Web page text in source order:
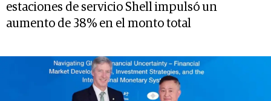
estaciones de servicio Shell impulsó un
aumento de 38% en el monto total